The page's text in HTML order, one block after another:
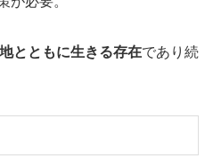
とともに生きる存在であり続